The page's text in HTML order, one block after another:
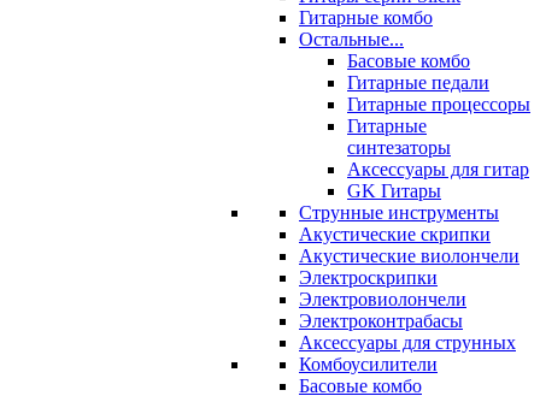
Гитарные комбо
Остальные...
Басовые комбо
Гитарные педали
Гитарные процессоры
Гитарные
синтезаторы
Аксессуары для гитар
GK Гитары
Струнные инструменты
Акустические скрипки
Акустические виолончели
Электроскрипки
Электровиолончели
Электроконтрабасы
Аксессуары для струнных
Комбоусилители
Басовые комбо